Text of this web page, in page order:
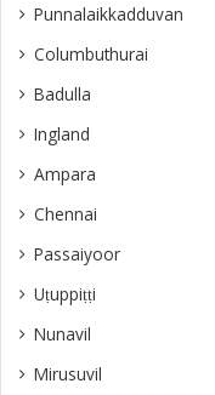
Punnalaikkadduvan
Columbuthurai
Badulla
Ingland
Ampara
Chennai
Passaiyoor
Uṭuppiṭṭi
Nunavil
Mirusuvil